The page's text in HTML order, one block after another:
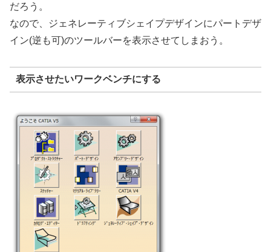
だろう。
なので、ジェネレーティブシェイプデザインにパートデザ
イン(逆も可)のツールバーを表示させてしまおう。
表示させたいワークベンチにする